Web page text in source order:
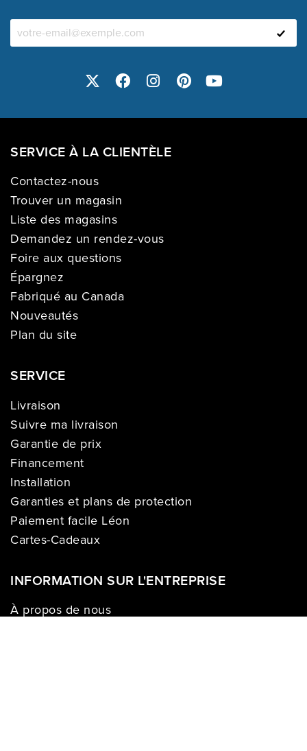
SERVICE À LA CLIENTÈLE
Contactez-nous
Trouver un magasin
Liste des magasins
Demandez un rendez-vous
Foire aux questions
Épargnez
Fabriqué au Canada
Nouveautés
Plan du site
SERVICE
Livraison
Suivre ma livraison
Garantie de prix
Financement
Installation
Garanties et plans de protection
Paiement facile Léon
Cartes-Cadeaux
INFORMATION SUR L'ENTREPRISE
À propos de nous